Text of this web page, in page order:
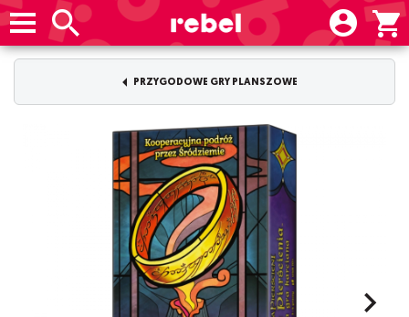
PRZYGODOWE GRY PLANSZOWE